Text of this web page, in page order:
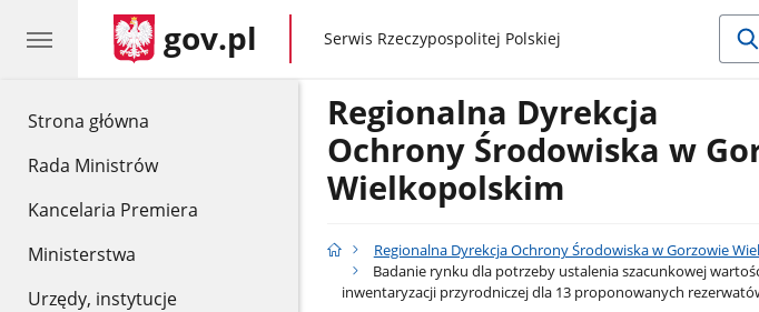
Strona główna
Rada Ministrów
Kancelaria Premiera
Ministerstwa
Urzędy, instytucje
gov.pl gov.pl
Serwis Rzeczypospolitej Polskiej
Regionalna Dyrekcja
Ochrony Środowiska w
Wielkopolskim
Regionalna Dyrekcja Ochrony Środowiska w Gorzowie
Badanie rynku dla potrzeby ustalenia szacunkowej
inwentaryzacji przyrodniczej dla 13 proponowanych